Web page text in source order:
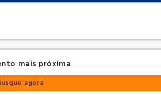
mais próxima
agora